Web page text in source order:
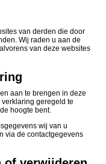
van derden die door
Wij raden u aan de
van deze websites
aan te brengen in deze
geregeld te
hoogte bent.
wij van u
via de contactgegevens